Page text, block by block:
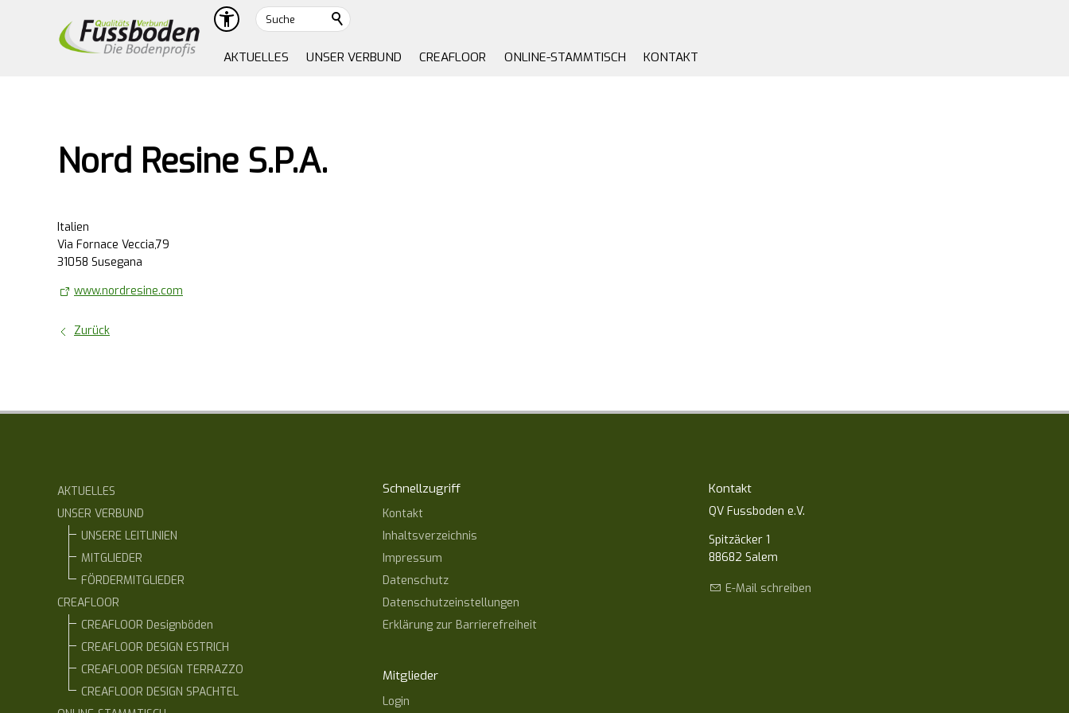
Suche
AKTUELLES UNSER VERBUND CREAFLOOR ONLINE-STAMMTISCH KONTAKT
Nord Resine S.P.A.
Italien
Via Fornace Veccia,79
31058 Susegana
www.nordresine.com
Zurück
AKTUELLES
UNSER VERBUND
UNSERE LEITLINIEN
MITGLIEDER
FÖRDERMITGLIEDER
CREAFLOOR
CREAFLOOR Designböden
CREAFLOOR DESIGN ESTRICH
CREAFLOOR DESIGN TERRAZZO
CREAFLOOR DESIGN SPACHTEL
Schnellzugriff
Kontakt
Inhaltsverzeichnis
Impressum
Datenschutz
Datenschutzeinstellungen
Erklärung zur Barrierefreiheit
Mitglieder
Login
Kontakt
QV Fussboden e.V.
Spitzäcker 1
88682 Salem
E-Mail schreiben